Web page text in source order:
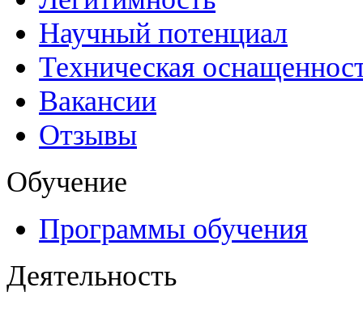
Научный потенциал
Техническая
Вакансии
Отзывы
Обучение
Программы обучения
Деятельность